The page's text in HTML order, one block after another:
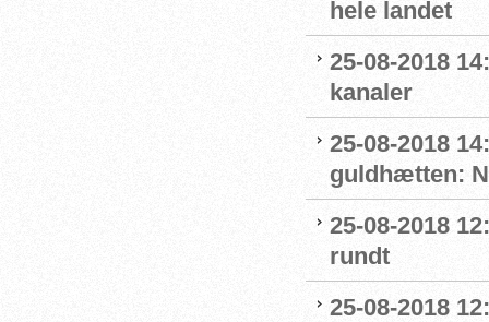
hele landet
25-08-2018
kanaler
25-08-2018
guldhætten:
25-08-2018
rundt
25-08-2018